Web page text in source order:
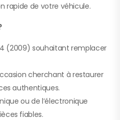
rapide de votre véhicule.
4 (2009) souhaitant remplacer
cherchant à restaurer
authentiques.
ou de l’électronique
fiables.